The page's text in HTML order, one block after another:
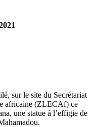
sur le site du Secrétariat
africaine (ZLECAf) ce
une statue à l’effigie de